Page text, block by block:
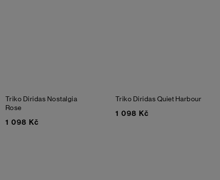
Triko Diridas Nostalgia
Rose
1 098 Kč
Triko DiridasQuiet Harbour
1 098 Kč